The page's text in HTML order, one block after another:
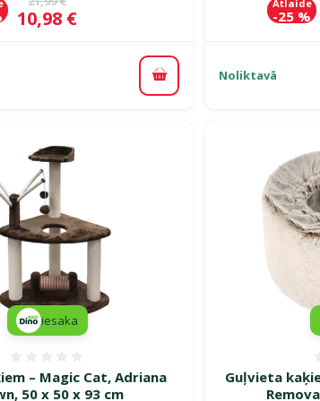
Cena
10,98 €
Pievienot grozam
Atlaide
-25 %
Noliktavā
– Magic Cat, Adriana
50 x 50 x 93 cm
iesaka
Guļvieta